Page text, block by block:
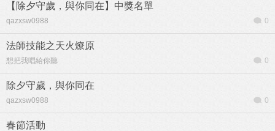
【除夕守歲，與你同在】中獎名單
qazxsw0988 0
法師技能之天火燎原
想把我唱給你聽 0
除夕守歲，與你同在
qazxsw0988 0
春節活動